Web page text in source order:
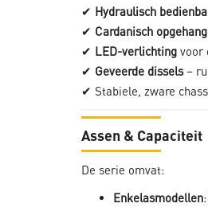
✔ Hydraulisch
✔ Cardanisch
✔ LED-verlichting voor
✔ Geveerde dissels–
✔ Stabiele, zware
Assen & Capaciteit
De serie omvat:
Enkelasmodellen